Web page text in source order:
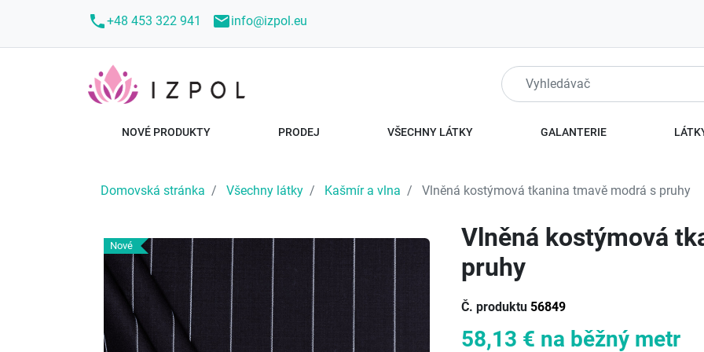
call+48 453 322 941 mailinfo@izpol.eu
NOVÉ PRODUKTY PRODEJ VŠECHNY LÁTKY GALANTERIE
Domovská stránka Všechny látky Kašmír a vlna Vlněná kostýmová tkanina tmavě modrá s pruhy
Nové
Vlněná kostýmová
pruhy
Č. produktu 56849
58,13 € na běžný metr